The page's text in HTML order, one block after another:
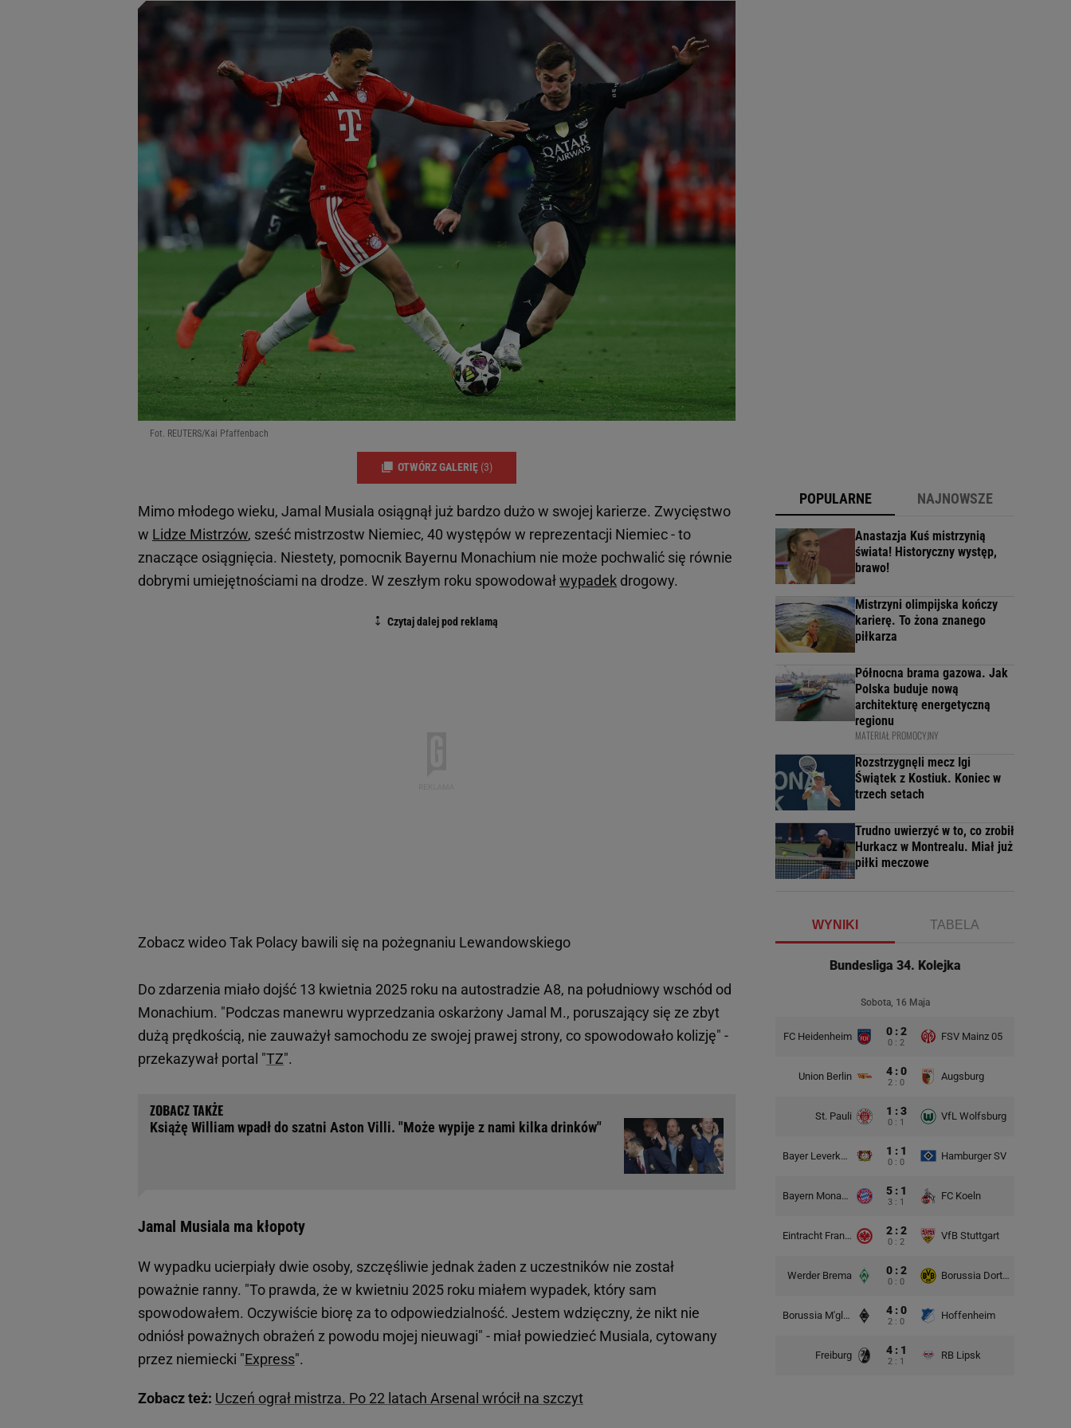
Fot. REUTERS/Kai Pfaffenbach
OTWÓRZ GALERIĘ (3)
Mimo młodego wieku, Jamal Musiala osiągnął już bardzo dużo w swojej karierze. Zwycięstwo
w Lidze Mistrzów, sześć mistrzostw Niemiec, 40 występów w reprezentacji Niemiec - to
znaczące osiągnięcia. Niestety, pomocnik Bayernu Monachium nie może pochwalić się równie
dobrymi umiejętnościami na drodze. W zeszłym roku spowodowałwypadek drogowy.
Zobacz wideoTak Polacy bawili się na pożegnaniu Lewandowskiego
Do zdarzenia miało dojść 13 kwietnia 2025 roku na autostradzie A8, na południowy wschód od
Monachium. "Podczas manewru wyprzedzania oskarżony Jamal M., poruszający się ze zbyt
dużą prędkością, nie zauważył samochodu ze swojej prawej strony, co spowodowało kolizję" -
przekazywał portal "TZ".
Książę William wpadł do szatni Aston Villi. "Może wypije z nami kilka drinków"
Jamal Musiala ma kłopoty
W wypadku ucierpiały dwie osoby, szczęśliwie jednak żaden z uczestników nie został
poważnie ranny. "To prawda, że w kwietniu 2025 roku miałem wypadek, który sam
spowodowałem. Oczywiście biorę za to odpowiedzialność. Jestem wdzięczny, że nikt nie
odniósł poważnych obrażeń z powodu mojej nieuwagi" - miał powiedzieć Musiala, cytowany
przez niemiecki "Express".
Zobacz też: Uczeń ograł mistrza. Po 22 latach Arsenal wrócił na szczyt
POPULARNE NAJNOWSZE
Anastazja Kuś mistrzynią
świata! Historyczny występ,
brawo!
Mistrzyni olimpijska kończy
karierę. To żona znanego
piłkarza
Północna brama gazowa. Jak
Polska buduje nową
architekturę energetyczną
regionu
MATERIAŁ PROMOCYJNY
Rozstrzygnęli mecz Igi
Świątek z Kostiuk. Koniec w
trzech setach
Trudno uwierzyć w to, co zrobił
Hurkacz w Montrealu. Miał już
piłki meczowe
WYNIKI TABELA
Bundesliga 34. Kolejka
Sobota, 16 Maja
FC Heidenheim 0 : 2
0 : 2
FSV Mainz 05
Union Berlin 4 : 0
2 : 0
Augsburg
St. Pauli 1 : 3
0 : 1
VfL Wolfsburg
Bayer Leverkusen 1 : 1
0 : 0
Hamburger SV
Bayern Monachium 5 : 1
3 : 1
FC Koeln
Eintracht Frankfurt 2 : 2
0 : 2
VfB Stuttgart
Werder Brema 0 : 2
0 : 0
Borussia Dortmund
Borussia M'gladbach 4 : 0
2 : 0
Hoffenheim
Freiburg 4 : 1
2 : 1
RB Lipsk